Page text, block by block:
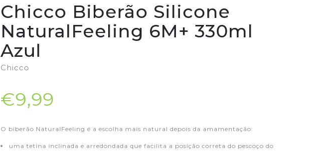
Chicco Biberão Silicone
NaturalFeeling 6M+ 330ml
Azul
Chicco
€9,99
O biberão NaturalFeeling é a escolha mais natural depois da amamentação:
uma tetina inclinada e arredondada que facilita a posição correta do pescoço do